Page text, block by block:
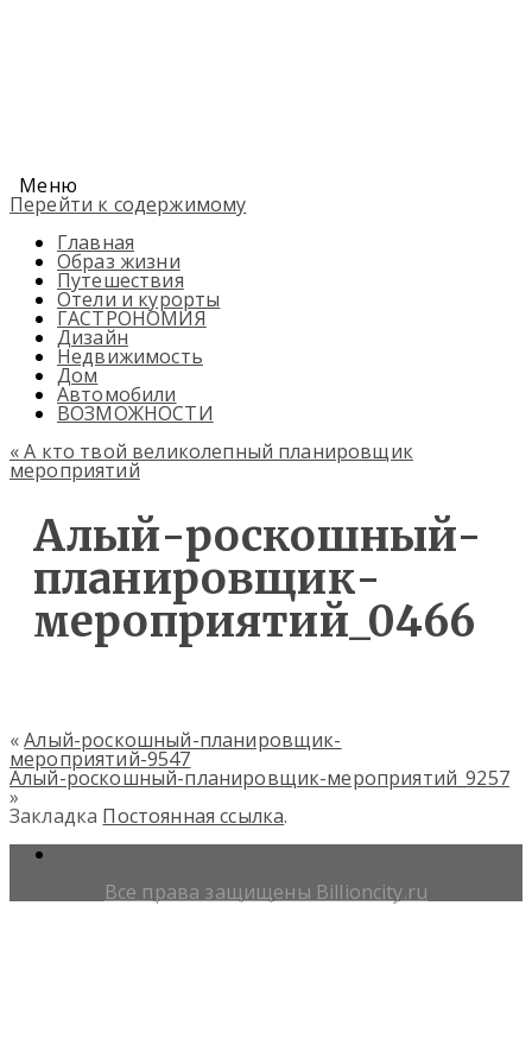
Меню
Перейти к содержимому
Главная
Образ жизни
Путешествия
Отели и курорты
ГАСТРОНОМИЯ
Дизайн
Недвижимость
Дом
Автомобили
ВОЗМОЖНОСТИ
«А кто твой великолепный планировщик
мероприятий
Алый-роскошный-
планировщик-
мероприятий_0466
«Алый-роскошный-планировщик-
мероприятий-9547
Алый-роскошный-планировщик-мероприятий_9257
»
Закладка Постоянная ссылка.
Все права защищены Billioncity.ru